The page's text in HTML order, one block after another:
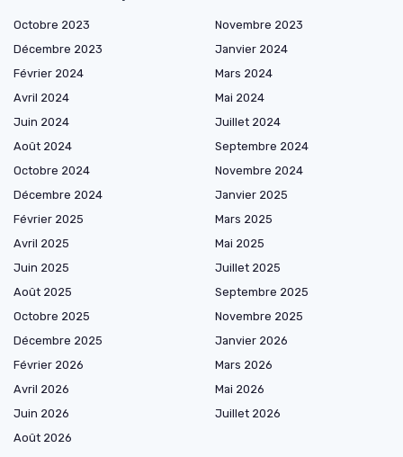
Octobre 2023
Novembre 2023
Décembre 2023
Janvier 2024
Février 2024
Mars 2024
Avril 2024
Mai 2024
Juin 2024
Juillet 2024
Août 2024
Septembre 2024
Octobre 2024
Novembre 2024
Décembre 2024
Janvier 2025
Février 2025
Mars 2025
Avril 2025
Mai 2025
Juin 2025
Juillet 2025
Août 2025
Septembre 2025
Octobre 2025
Novembre 2025
Décembre 2025
Janvier 2026
Février 2026
Mars 2026
Avril 2026
Mai 2026
Juin 2026
Juillet 2026
Août 2026